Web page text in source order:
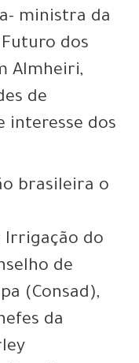
ministra da
dos
Almheiri,
de
interesse dos
brasileira o
Irrigação do
de
(Consad),
da